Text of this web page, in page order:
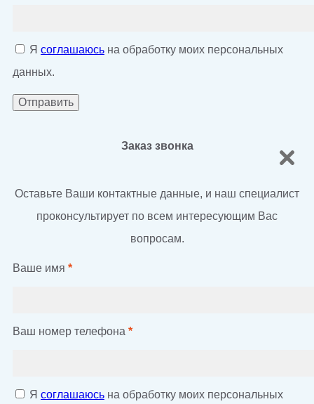
Я соглашаюсь на обработку моих персональных
данных.
Заказ звонка
Оставьте Ваши контактные данные, и наш специалист
проконсультирует по всем интересующим Вас
вопросам.
Ваше имя *
Ваш номер телефона *
Я соглашаюсь на обработку моих персональных